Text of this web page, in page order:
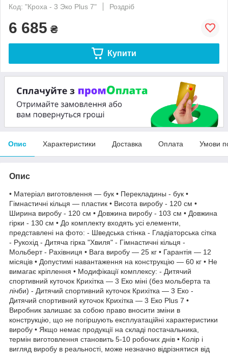
Код: "Кроха - 3 Эко Plus 7"
Роздріб
6 685 ₴
Купити
Опис Характеристики Доставка Оплата Умови
Опис
• Матеріал виготовлення — бук • Перекладины - бук •
Гімнастичні кільця — пластик • Висота виробу - 120 см •
Ширина виробу - 120 см • Довжина виробу - 103 см • Довжина
гірки - 130 см • До комплекту входять усі елементи,
представлені на фото: - Шведська стінка - Гладіаторська сітка
- Рукохід - Дитяча гірка "Хвиля" - Гімнастичні кільця -
Мольберт - Рахівниця • Вага виробу — 25 кг • Гарантія — 12
місяців • Допустимі навантаження на конструкцію — 60 кг • Не
вимагає кріплення • Модифікації комплексу: - Дитячий
спортивний куточок Крихітка — 3 Еко міні (без мольберта та
лічби) - Дитячий спортивний куточок Крихітка — 3 Еко -
Дитячий спортивний куточок Крихітка — 3 Еко Plus 7 •
Виробник залишає за собою право вносити зміни в
конструкцію, що не погіршують експлуатаційні характеристики
виробу • Якщо немає продукції на складі постачальника,
термін виготовлення становить 5-10 робочих днів • Колір і
вигляд виробу в реальності, може незначно відрізнятися від